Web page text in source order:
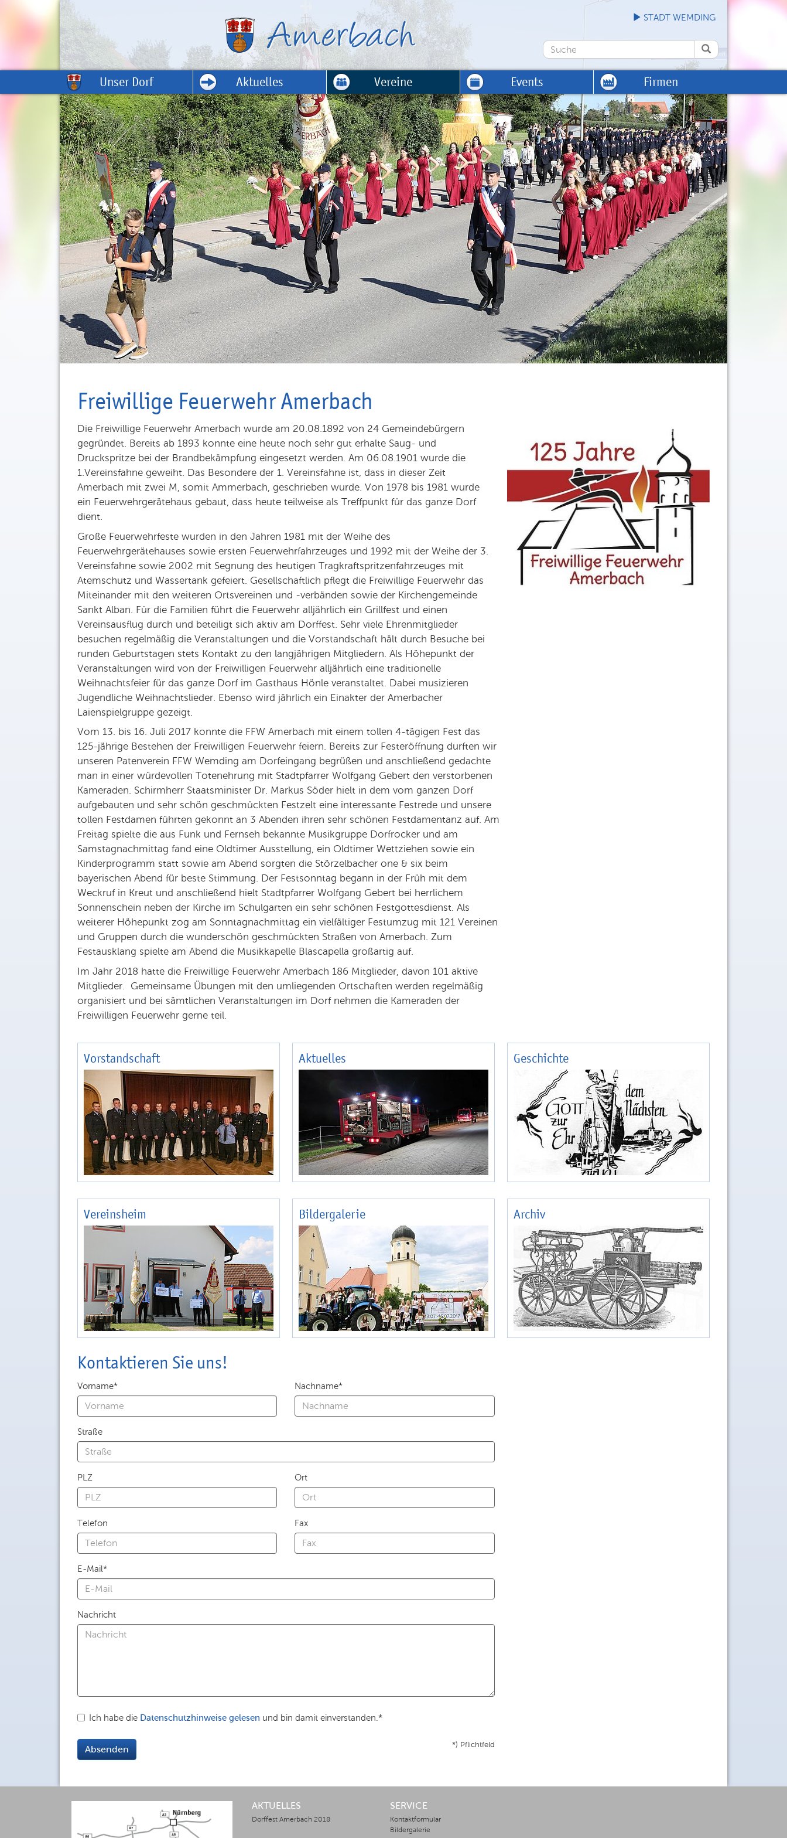
STADT WEMDING
Unser Dorf Aktuelles Vereine Events Firmen
Freiwillige Feuerwehr Amerbach
Die Freiwillige Feuerwehr Amerbach wurde am 20.08.1892 von 24 Gemeindebürgern
gegründet. Bereits ab 1893 konnte eine heute noch sehr gut erhalte Saug- und
Druckspritze bei der Brandbekämpfung eingesetzt werden. Am 06.08.1901 wurde die
1.Vereinsfahne geweiht. Das Besondere der 1. Vereinsfahne ist, dass in dieser Zeit
Amerbach mit zwei M, somit Ammerbach, geschrieben wurde. Von 1978 bis 1981 wurde
ein Feuerwehrgerätehaus gebaut, dass heute teilweise als Treffpunkt für das ganze Dorf
dient.
Große Feuerwehrfeste wurden in den Jahren 1981 mit der Weihe des
Feuerwehrgerätehauses sowie ersten Feuerwehrfahrzeuges und 1992 mit der Weihe der 3.
Vereinsfahne sowie 2002 mit Segnung des heutigen Tragkraftspritzenfahrzeuges mit
Atemschutz und Wassertank gefeiert. Gesellschaftlich pflegt die Freiwillige Feuerwehr das
Miteinander mit den weiteren Ortsvereinen und -verbänden sowie der Kirchengemeinde
Sankt Alban. Für die Familien führt die Feuerwehr alljährlich ein Grillfest und einen
Vereinsausflug durch und beteiligt sich aktiv am Dorffest. Sehr viele Ehrenmitglieder
besuchen regelmäßig die Veranstaltungen und die Vorstandschaft hält durch Besuche bei
runden Geburtstagen stets Kontakt zu den langjährigen Mitgliedern. Als Höhepunkt der
Veranstaltungen wird von der Freiwilligen Feuerwehr alljährlich eine traditionelle
Weihnachtsfeier für das ganze Dorf im Gasthaus Hönle veranstaltet. Dabei musizieren
Jugendliche Weihnachtslieder. Ebenso wird jährlich ein Einakter der Amerbacher
Laienspielgruppe gezeigt.
Vom 13. bis 16. Juli 2017 konnte die FFW Amerbach mit einem tollen 4-tägigen Fest das
125-jährige Bestehen der Freiwilligen Feuerwehr feiern. Bereits zur Festeröffnung durften wir
unseren Patenverein FFW Wemding am Dorfeingang begrüßen und anschließend gedachte
man in einer würdevollen Totenehrung mit Stadtpfarrer Wolfgang Gebert den verstorbenen
Kameraden. Schirmherr Staatsminister Dr. Markus Söder hielt in dem vom ganzen Dorf
aufgebauten und sehr schön geschmückten Festzelt eine interessante Festrede und unsere
tollen Festdamen führten gekonnt an 3 Abenden ihren sehr schönen Festdamentanz auf. Am
Freitag spielte die aus Funk und Fernseh bekannte Musikgruppe Dorfrocker und am
Samstagnachmittag fand eine Oldtimer Ausstellung, ein Oldtimer Wettziehen sowie ein
Kinderprogramm statt sowie am Abend sorgten die Störzelbacher one & six beim
bayerischen Abend für beste Stimmung. Der Festsonntag begann in der Früh mit dem
Weckruf in Kreut und anschließend hielt Stadtpfarrer Wolfgang Gebert bei herrlichem
Sonnenschein neben der Kirche im Schulgarten ein sehr schönen Festgottesdienst. Als
weiterer Höhepunkt zog am Sonntagnachmittag ein vielfältiger Festumzug mit 121 Vereinen
und Gruppen durch die wunderschön geschmückten Straßen von Amerbach. Zum
Festausklang spielte am Abend die Musikkapelle Blascapella großartig auf.
Im Jahr 2018 hatte die Freiwillige Feuerwehr Amerbach 186 Mitglieder, davon 101 aktive
Mitglieder. Gemeinsame Übungen mit den umliegenden Ortschaften werden regelmäßig
organisiert und bei sämtlichen Veranstaltungen im Dorf nehmen die Kameraden der
Freiwilligen Feuerwehr gerne teil.
Vorstandschaft Aktuelles Geschichte
Vereinsheim Bildergalerie Archiv
Kontaktieren Sie uns!
Vorname* Nachname*
Straße
PLZ Ort
Telefon Fax
E-Mail*
Nachricht
Ich habe die Datenschutzhinweise gelesen und bin damit einverstanden.*
Absenden *) Pflichtfeld
AKTUELLES
Dorffest Amerbach 2018
SERVICE
Kontaktformular
Bildergalerie